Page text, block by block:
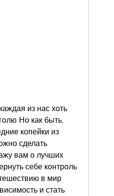
из нас хоть
Но как быть,
копейки из
сделать
вам о лучших
себе контроль
в мир
и стать